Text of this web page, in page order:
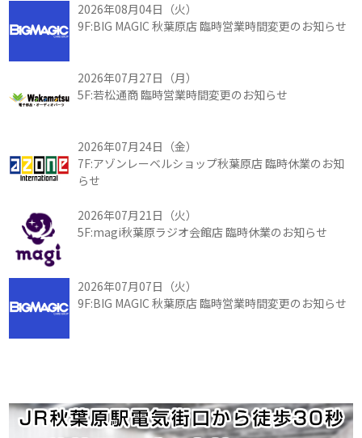
2026年08月04日（火）
9F:BIG MAGIC 秋葉原店 臨時営業時間変更のお知らせ
2026年07月27日（月）
5F:若松通商 臨時営業時間変更のお知らせ
2026年07月24日（金）
7F:アゾンレーベルショップ秋葉原店 臨時休業のお知
らせ
2026年07月21日（火）
5F:magi秋葉原ラジオ会館店 臨時休業のお知らせ
2026年07月07日（火）
9F:BIG MAGIC 秋葉原店 臨時営業時間変更のお知らせ